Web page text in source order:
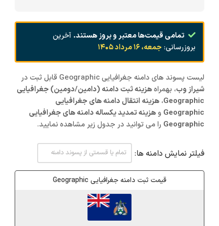
تمامی قیمت‌ها معتبر و بروز هستند. آخرین
بروزرسانی: جمعه، ۱۶ مرداد ۱۴۰۵
لیست پسوند های دامنه جغرافیایی Geographic قابل ثبت در
شیرازوب، بهمراههزینه ثبت دامنه (دامین/دومین) جغرافیایی
Geographic، هزینه انتقال دامنه های جغرافیایی
Geographic وهزینه تمدید یکساله دامنه های جغرافیایی
Geographic را می توانید در جدول زیر مشاهده نمایید.
فیلتر نمایش دامنه ها:
قیمت ثبت دامنه جغرافیایی Geographic